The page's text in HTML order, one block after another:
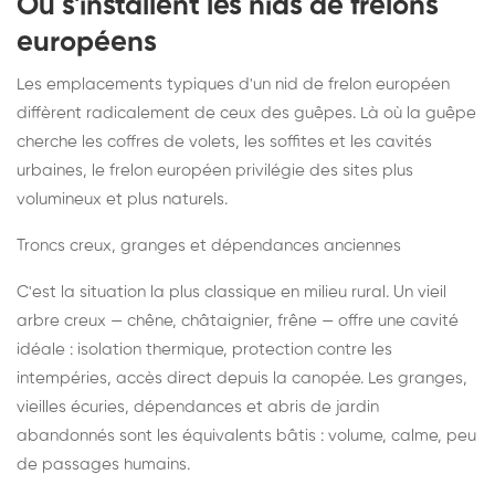
Où s'installent les nids de frelons
européens
Les emplacements typiques d'un nid de frelon européen
diffèrent radicalement de ceux des guêpes. Là où la guêpe
cherche les coffres de volets, les soffites et les cavités
urbaines, le frelon européen privilégie des sites plus
volumineux et plus naturels.
Troncs creux, granges et dépendances anciennes
C'est la situation la plus classique en milieu rural. Un vieil
arbre creux — chêne, châtaignier, frêne — offre une cavité
idéale : isolation thermique, protection contre les
intempéries, accès direct depuis la canopée. Les granges,
vieilles écuries, dépendances et abris de jardin
abandonnés sont les équivalents bâtis : volume, calme, peu
de passages humains.